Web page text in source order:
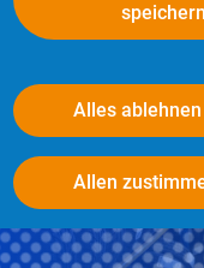
speichern
Alles ablehnen
Allen
Einlagerung